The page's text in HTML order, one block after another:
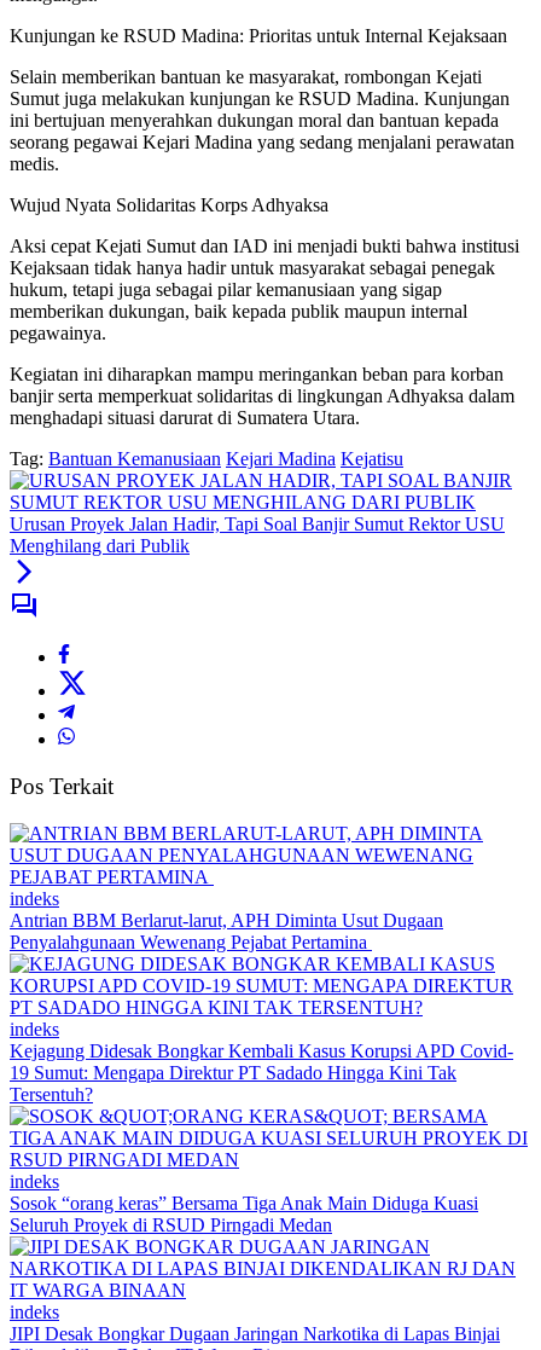
Kunjungan ke RSUD Madina: Prioritas untuk Internal Kejaksaan
Selain memberikan bantuan ke masyarakat, rombongan Kejati
Sumut juga melakukan kunjungan ke RSUD Madina. Kunjungan
ini bertujuan menyerahkan dukungan moral dan bantuan kepada
seorang pegawai Kejari Madina yang sedang menjalani perawatan
medis.
Wujud Nyata Solidaritas Korps Adhyaksa
Aksi cepat Kejati Sumut dan IAD ini menjadi bukti bahwa institusi
Kejaksaan tidak hanya hadir untuk masyarakat sebagai penegak
hukum, tetapi juga sebagai pilar kemanusiaan yang sigap
memberikan dukungan, baik kepada publik maupun internal
pegawainya.
Kegiatan ini diharapkan mampu meringankan beban para korban
banjir serta memperkuat solidaritas di lingkungan Adhyaksa dalam
menghadapi situasi darurat di Sumatera Utara.
Tag: Bantuan Kemanusiaan Kejari Madina Kejatisu
Urusan Proyek Jalan Hadir, Tapi Soal Banjir Sumut Rektor USU
Menghilang dari Publik
Pos Terkait
indeks
Antrian BBM Berlarut-larut, APH Diminta Usut Dugaan
Penyalahgunaan Wewenang Pejabat Pertamina
indeks
Kejagung Didesak Bongkar Kembali Kasus Korupsi APD Covid-
19 Sumut: Mengapa Direktur PT Sadado Hingga Kini Tak
Tersentuh?
indeks
Sosok “orang keras” Bersama Tiga Anak Main Diduga Kuasi
Seluruh Proyek di RSUD Pirngadi Medan
indeks
JIPI Desak Bongkar Dugaan Jaringan Narkotika di Lapas Binjai